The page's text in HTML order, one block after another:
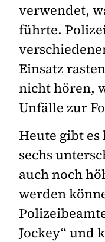
verwendet,
führte.
Einsatz
nicht hören,
Unfälle zur
Heute gibt
sechs
auch noch
werden
Jockey“ und